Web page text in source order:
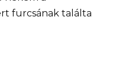
furcsának találta